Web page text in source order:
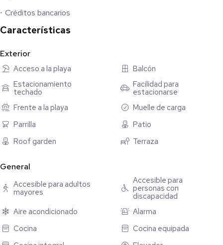
El precio mostrado incluye un 10% de descuento, con un plan de
pagos de 80-20, si requiere otro plan de pagos favor de
Our incredible development offers exclusive experiences and is
located in the sophisticated and elegant Flamingos area, with
easy access to the best beach in the area. Only three towers of
contemporary and modern architecture will rise above the
community, creating a sense of serenity and privacy. Enjoy the
beauty of nature from your private terrace or immerse yourself
in luxury at one of the pools or in the multipurpose room with
breathtaking views. We have different floor plans to suit your
needs, from studios, 1 and 2 bedroom units to spacious
with an 80-20 payment plan. There's sure to be something for
The price shown includes a 10% discount with an 80-20
payment plan. If you require another payment plan, please
contact us.
Créditos bancarios
Características
Exterior
Acceso a la playa
Balcón
Estacionamiento
techado
Facilidad para
estacionarse
Frente a la playa
Muelle de carga
Parrilla
Patio
Roof garden
Terraza
General
Accesible para adultos
mayores
Accesible para
personas con
discapacidad
Aire acondicionado
Alarma
Cocina
Cocina equipada